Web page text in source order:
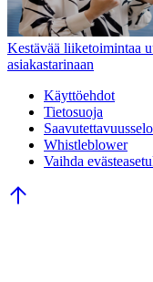
Kestävää liiketoimintaa
asiakastarinaan
Käyttöehdot
Tietosuoja
Whistleblower
Vaihda